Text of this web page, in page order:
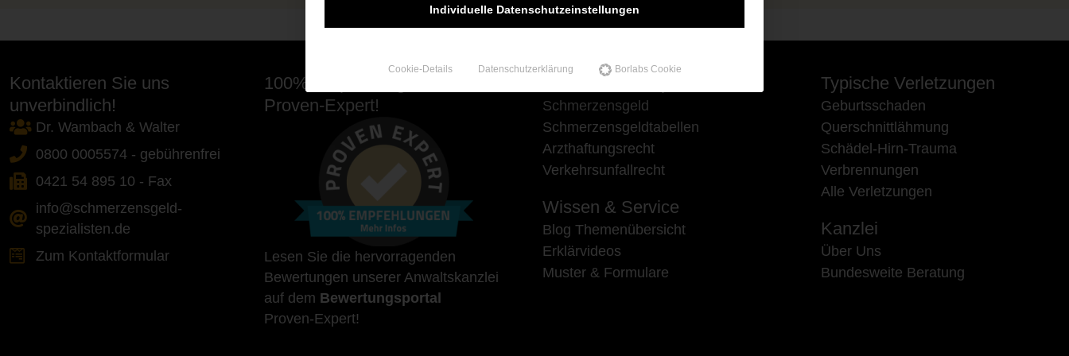
Kontaktieren Sie uns
unverbindlich!
Dr. Wambach & Walter
0800 0005574 - gebührenfrei
0421 54 895 10 - Fax
info@schmerzensgeld-
spezialisten.de
Zum Kontaktformular
100% Empfehlungen auf
Proven-Expert!
Lesen Sie die hervorragenden
Bewertungen unserer Anwaltskanzlei
auf dem Bewertungsportal
Proven-Expert!
Unsere Schwerpunkte
Schmerzensgeld
Schmerzensgeldtabellen
Arzthaftungsrecht
Verkehrsunfallrecht
Wissen & Service
Blog Themenübersicht
Erklärvideos
Muster & Formulare
Typische Verletzungen
Geburtsschaden
Querschnittlähmung
Schädel-Hirn-Trauma
Verbrennungen
Alle Verletzungen
Kanzlei
Über Uns
Bundesweite Beratung
Individuelle Datenschutzeinstellungen
Cookie-Details Datenschutzerklärung Borlabs Cookie